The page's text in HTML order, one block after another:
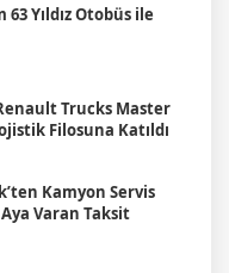
Yıldız Otobüs ile
Trucks Master
Filosuna Katıldı
Kamyon Servis
Varan Taksit